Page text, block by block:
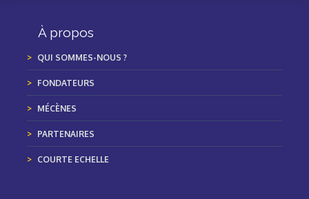
À propos
QUI SOMMES-NOUS ?
FONDATEURS
MÉCÈNES
PARTENAIRES
COURTE ECHELLE